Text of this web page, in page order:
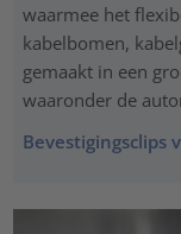
waarmee het
kabelbomen,
gemaakt in een
waaronder de
Bevestigingsclips